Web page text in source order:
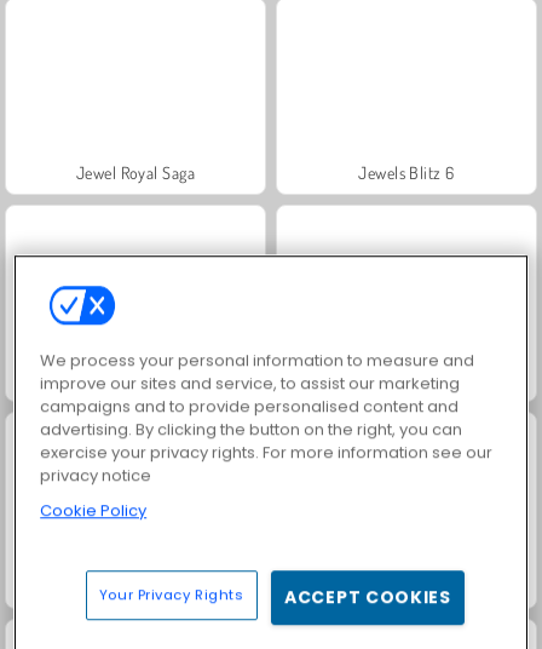
Jewel Royal Saga Jewels Blitz 6
Treasures of the Sea Jewels Blitz 5
Jewels Blitz 4 Videoslots
We process your personal information to measure and
improve our sites and service, to assist our marketing
campaigns and to provide personalised content and
advertising. By clicking the button on the right, you can
exercise your privacy rights. For more information see our
privacy notice
Cookie Policy
Your Privacy Rights ACCEPT COOKIES